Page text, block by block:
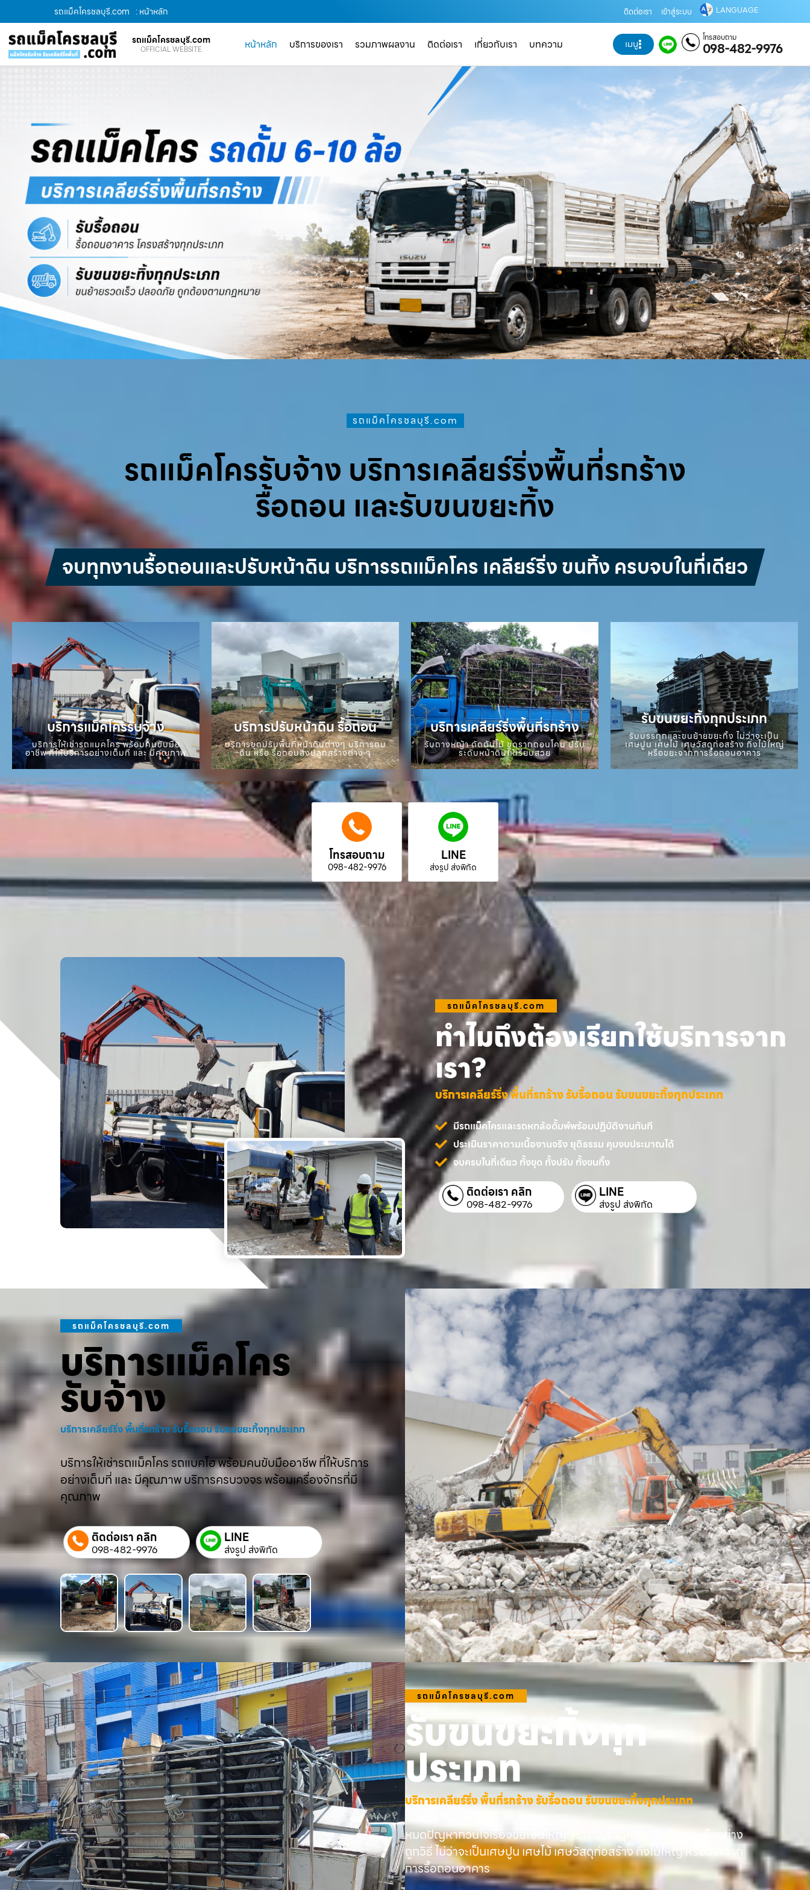
รถแม็คโครชลบุรี.com : หน้าหลัก ติดต่อเรา เข้าสู่ระบบ LANGUAGE
รถแม็คโครชลบุรี.com
OFFICIAL WEBSITE หน้าหลัก บริการของเรา รวมภาพผลงาน ติดต่อเรา เกี่ยวกับเรา บทความ เมนู โทรสอบถาม
098-482-9976
รถแม็คโครชลบุรี.com
รถแม็คโครรับจ้าง บริการเคลียร์ริ่งพื้นที่รกร้าง
รื้อถอน และรับขนขยะทิ้ง
จบทุกงานรื้อถอนและปรับหน้าดิน บริการรถแม็คโคร เคลียร์ริ่ง ขนทิ้ง ครบจบในที่เดียว
บริการแม็คโครรับจ้าง
บริการให้เช่ารถแมคโคร พร้อมคนขับมือ
อาชีพ ที่ให้บริการอย่างเต็มที่ และ มีคุณภาพ
บริการปรับหน้าดิน รื้อถอน
บริการขุดปรับพื้นที่หน้าดินต่างๆ บริการถม
ดิน หรือ รื้อถอนสิ่งปลูกสร้างต่าง ๆ
บริการเคลียร์ริ่งพื้นที่รกร้าง
รับถางหญ้า ตัดต้นไม้ ขุดรากถอนโคน ปรับ
ระดับหน้าดินให้เรียบสวย
รับขนขยะทิ้งทุกประเภท
รับบรรทุกและขนย้ายขยะทิ้ง ไม่ว่าจะเป็น
เศษปูน เศษไม้ เศษวัสดุก่อสร้าง กิ่งไม้ใหญ่
หรือขยะจากการรื้อถอนอาคาร
โทรสอบถาม
098-482-9976
LINE
ส่งรูป ส่งพิกัด
รถแม็คโครชลบุรี.com
ทำไมถึงต้องเรียกใช้บริการจาก
เรา?
บริการเคลียร์ริ่ง พื้นที่รกร้าง รับรื้อถอน รับขนขยะทิ้งทุกประเภท
มีรถแม็คโครและรถหกล้อดั้มพ์พร้อมปฏิบัติงานทันที
ประเมินราคาตามเนื้องานจริง ยุติธรรม คุมงบประมาณได้
จบครบในที่เดียว ทั้งขุด ทั้งปรับ ทั้งขนทิ้ง
ติดต่อเรา คลิก
098-482-9976
LINE
ส่งรูป ส่งพิกัด
รถแม็คโครชลบุรี.com
บริการแม็คโคร
รับจ้าง
บริการเคลียร์ริ่ง พื้นที่รกร้าง รับรื้อถอน รับขนขยะทิ้งทุกประเภท
บริการให้เช่ารถแม็คโคร รถแบคโฮ พร้อมคนขับมืออาชีพ ที่ให้บริการ
อย่างเต็มที่ และ มีคุณภาพ บริการครบวงจร พร้อมเครื่องจักรที่มี
คุณภาพ
ติดต่อเรา คลิก
098-482-9976
LINE
ส่งรูป ส่งพิกัด
รถแม็คโครชลบุรี.com
รับขนขยะทิ้งทุก
ประเภท
บริการเคลียร์ริ่ง พื้นที่รกร้าง รับรื้อถอน รับขนขยะทิ้งทุกประเภท
หมดปัญหากวนใจเรื่องขยะชิ้นใหญ่! เรารับบรรทุกและขนย้ายขยะทิ้งอย่าง
ถูกวิธี ไม่ว่าจะเป็นเศษปูน เศษไม้ เศษวัสดุก่อสร้าง กิ่งไม้ใหญ่ หรือขยะจาก
การรื้อถอนอาคาร